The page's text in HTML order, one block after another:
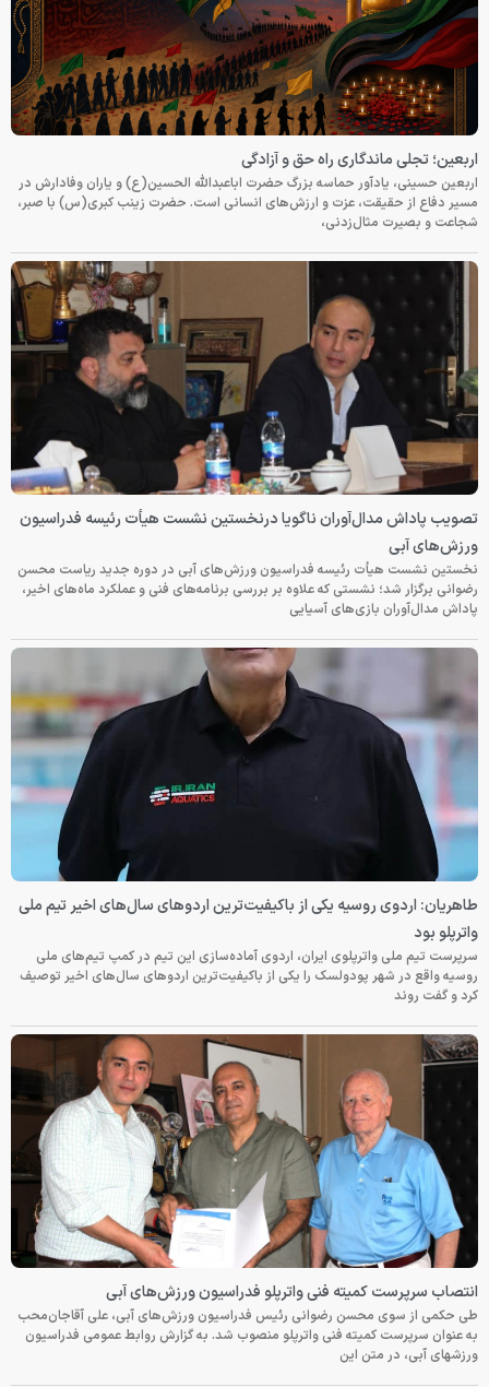
اربعین؛ تجلی ماندگاری راه حق و آزادگی
اربعین حسینی، یادآور حماسه بزرگ حضرت اباعبدالله الحسین(ع) و یاران وفادارش در
مسیر دفاع از حقیقت، عزت و ارزش‌های انسانی است. حضرت زینب کبری(س) با صبر،
شجاعت و بصیرت مثال‌زدنی،
تصویب پاداش مدال‌آوران ناگویا درنخستین نشست هیأت رئیسه فدراسیون
ورزش‌های آبی
نخستین نشست هیأت رئیسه فدراسیون ورزش‌های آبی در دوره جدید ریاست محسن
رضوانی برگزار شد؛ نشستی که علاوه بر بررسی برنامه‌های فنی و عملکرد ماه‌های اخیر،
پاداش مدال‌آوران بازی‌های آسیایی
طاهریان: اردوی روسیه یکی از باکیفیت‌ترین اردوهای سال‌های اخیر تیم ملی
واترپلو بود
سرپرست تیم ملی واترپلوی ایران، اردوی آماده‌سازی این تیم در کمپ تیم‌های ملی
روسیه واقع در شهر پودولسک را یکی از باکیفیت‌ترین اردوهای سال‌های اخیر توصیف
کرد و گفت روند
انتصاب سرپرست کمیته فنی واترپلو فدراسیون ورزش‌های آبی
طی حکمی از سوی محسن رضوانی رئیس فدراسیون ورزش‌های آبی، علی آقاجان‌محب
به عنوان سرپرست کمیته فنی واترپلو منصوب شد. به گزارش روابط عمومی فدراسیون
ورزشهای آبی، در متن این